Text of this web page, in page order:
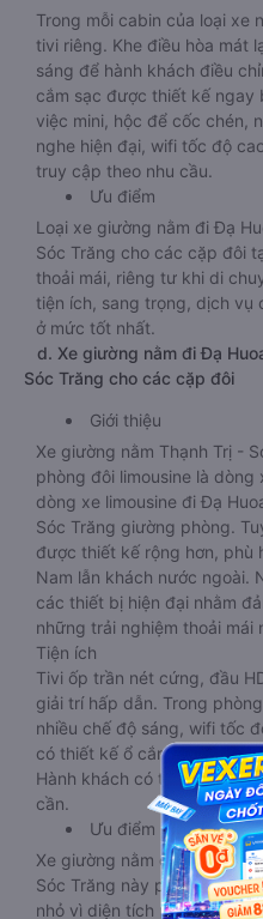
Trong mỗi cabin của loại xe
tivi riêng. Khe điều hòa mát
sáng để hành khách điều
cắm sạc được thiết kế ngay
việc mini, hộc để cốc chén,
nghe hiện đại, wifi tốc độ
truy cập theo nhu cầu.
Ưu điểm
Loại xe giường nằm đi Đạ
Sóc Trăng cho các cặp đôi
thoải mái, riêng tư khi di
tiện ích, sang trọng, dịch vụ
ở mức tốt nhất.
d. Xe giường nằm đi Đạ
Sóc Trăng cho các cặp đôi
Giới thiệu
Xe giường nằm Thạnh Trị -
phòng đôi limousine là
dòng xe limousine đi Đạ
Sóc Trăng giường phòng.
được thiết kế rộng hơn, phù
Nam lẫn khách nước ngoài.
các thiết bị hiện đại nhằm
những trải nghiệm thoải mái
Tiện ích
Tivi ốp trần nét cứng, đầu
giải trí hấp dẫn. Trong
nhiều chế độ sáng, wifi tốc
có thiết kế ổ cắm sạc đa
Hành khách có thể sạc điện
cần.
Ưu điểm
Xe giường nằm đôi đi Đạ
Sóc Trăng này phù hợp cho
nhỏ vì diện tích phòng